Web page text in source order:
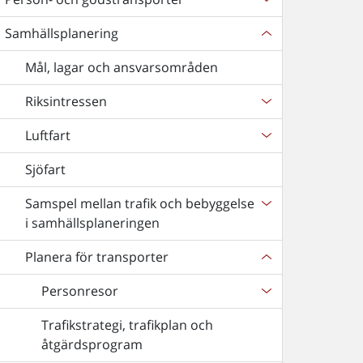
Samhällsplanering
Mål, lagar och ansvarsområden
Riksintressen
Luftfart
Sjöfart
Samspel mellan trafik och bebyggelse
i samhällsplaneringen
Planera för transporter
Personresor
Trafikstrategi, trafikplan och
åtgärdsprogram